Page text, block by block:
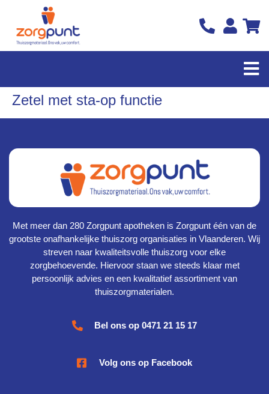
Zetel met sta-op functie
Met meer dan 280 Zorgpunt apotheken is Zorgpunt één van de
grootste onafhankelijke thuiszorg organisaties in Vlaanderen. Wij
streven naar kwaliteitsvolle thuiszorg voor elke
zorgbehoevende. Hiervoor staan we steeds klaar met
persoonlijk advies en een kwalitatief assortiment van
thuiszorgmaterialen.
Bel ons op 0471 21 15 17
Volg ons op Facebook